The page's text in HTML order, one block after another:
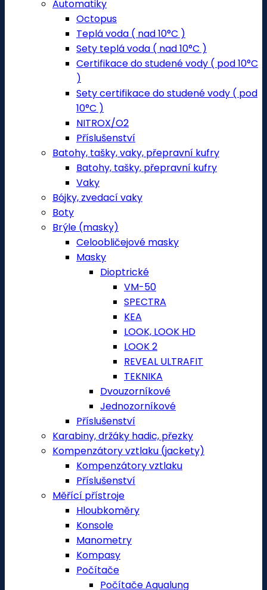
Automatiky
Octopus
Teplá voda ( nad 10°C )
Sety teplá voda ( nad 10°C )
Certifikace do studené vody ( pod 10°C
)
Sety certifikace do studené vody ( pod
10°C )
NITROX/O2
Příslušenství
Batohy, tašky, vaky, přepravní kufry
Batohy, tašky, přepravní kufry
Vaky
Bójky, zvedací vaky
Boty
Brýle (masky)
Celoobličejové masky
Masky
Dioptrické
VM-50
SPECTRA
KEA
LOOK, LOOK HD
LOOK 2
REVEAL ULTRAFIT
TEKNIKA
Dvouzorníkové
Jednozorníkové
Příslušenství
Karabiny, držáky hadic, přezky
Kompenzátory vztlaku (jackety)
Kompenzátory vztlaku
Příslušenství
Měřící přístroje
Hloubkoměry
Konsole
Manometry
Kompasy
Počítače
Počítače Aqualung